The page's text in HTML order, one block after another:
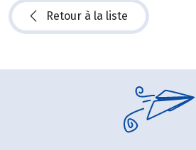
Retour à la liste